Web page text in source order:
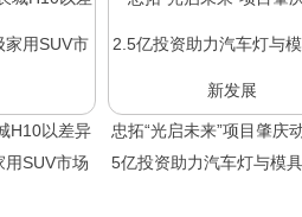
H10以差异
SUV市场
忠拓“光启未来”项目肇庆
5亿投资助力汽车灯与模具